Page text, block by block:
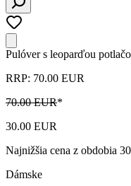
Pulóver s leoparďou
RRP: 70.00 EUR
70.00 EUR*
30.00 EUR
Najnižšia cena z obdobia
Dámske